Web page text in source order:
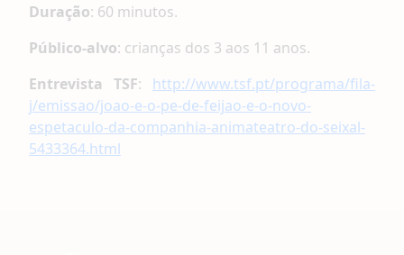
Duração: 60 minutos.
Público-alvo: crianças dos 3 aos 11 anos.
Entrevista TSF: http://www.tsf.pt/programa/fila-
j/emissao/joao-e-o-pe-de-feijao-e-o-novo-
espetaculo-da-companhia-animateatro-do-seixal-
5433364.html